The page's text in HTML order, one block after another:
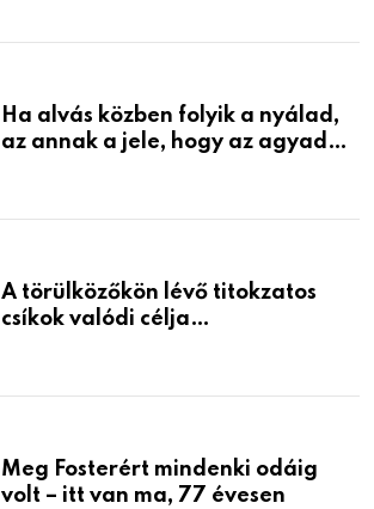
életemet
Ha alvás közben folyik a nyálad,
az annak a jele, hogy az agyad…
A törülközőkön lévő titokzatos
csíkok valódi célja…
Meg Fosterért mindenki odáig
volt – itt van ma, 77 évesen